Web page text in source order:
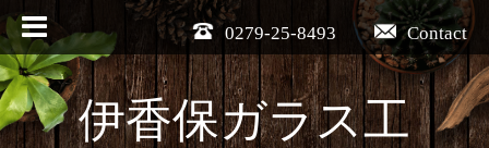
Contact
0279-25-8493
伊香保ガラス工